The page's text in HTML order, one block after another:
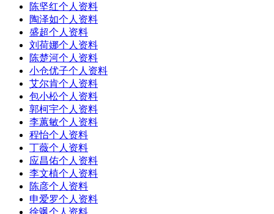
​陈坚红个人资料
​陶泽如个人资料
​盛超个人资料
​刘荷娜个人资料
​陈楚河个人资料
​小仓优子个人资料
​艾尔肯个人资料
​包小松个人资料
​郭柯宇个人资料
​李蕙敏个人资料
​程怡个人资料
​丁薇个人资料
​应昌佑个人资料
​李文植个人资料
​陈彦个人资料
​申爱罗个人资料